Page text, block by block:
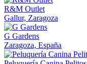
R&M Outlet
Gallur, Zaragoza
G Gardens
Zaragoza, España